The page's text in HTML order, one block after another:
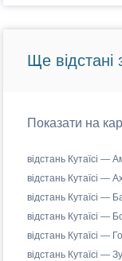
Ще відстані
Показати на
відстань Кутаїсі —
відстань Кутаїсі —
відстань Кутаїсі —
відстань Кутаїсі —
відстань Кутаїсі —
відстань Кутаїсі —